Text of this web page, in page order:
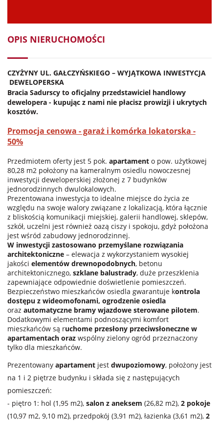
OPIS NIERUCHOMOŚCI
CZYŻYNY UL. GAŁCZYŃSKIEGO – WYJĄTKOWA INWESTYCJA
DEWELOPERSKA
Bracia Sadurscy to oficjalny przedstawiciel handlowy
dewelopera - kupując z nami nie płacisz prowizji i ukrytych
kosztów.
Promocja cenowa - garaż i komórka lokatorska -
50%
Przedmiotem oferty jest 5 pok. apartament o pow. użytkowej
80,28 m2 położony na kameralnym osiedlu nowoczesnej
inwestycji deweloperskiej złożonej z 7 budynków
jednorodzinnych dwulokalowych.
Prezentowana inwestycja to idealne miejsce do życia ze
względu na swoje walory związane z lokalizacją, która łącznie
z bliskością komunikacji miejskiej, galerii handlowej, sklepów,
szkół, uczelni jest również oazą ciszy i spokoju, gdyż położona
jest wśród zabudowy jednorodzinnej.
W inwestycji zastosowano przemyślane rozwiązania
architektoniczne – elewacja z wykorzystaniem wysokiej
jakości elementów drewnopodobnych, betonu
architektonicznego, szklane balustrady, duże przeszklenia
zapewniające odpowiednie doświetlenie pomieszczeń.
Bezpieczeństwo mieszkańców osiedla gwarantuje kontrola
dostępu z wideomofonami, ogrodzenie osiedla
oraz automatyczne bramy wjazdowe sterowane pilotem.
Dodatkowymi elementami podnoszącymi komfort
mieszkańców są ruchome przesłony przeciwsłoneczne w
apartamentach oraz wspólny zielony ogród przeznaczony
tylko dla mieszkańców.
Prezentowany apartament jest dwupoziomowy, położony jest
na 1 i 2 piętrze budynku i składa się z następujących
pomieszczeń:
- piętro 1: hol (1,95 m2), salon z aneksem (26,82 m2), 2 pokoje
(10,97 m2, 9,10 m2), przedpokój (3,91 m2), łazienka (3,61 m2), 2